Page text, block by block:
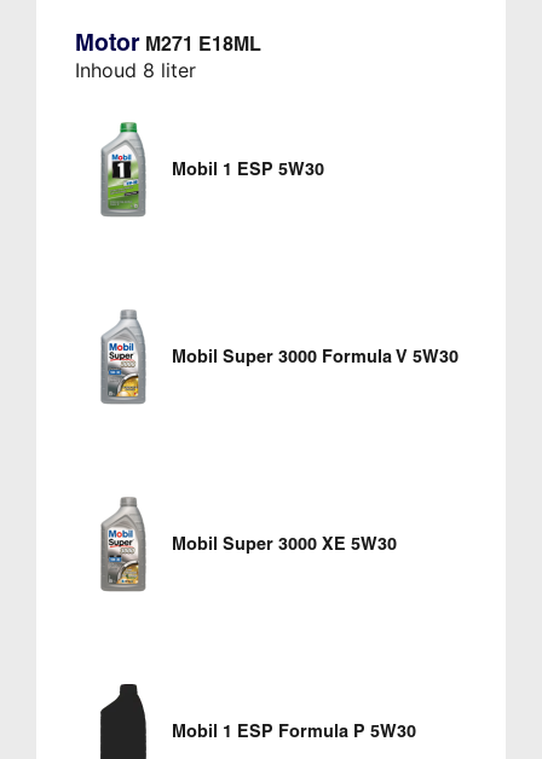
Motor M271 E18ML
Inhoud 8 liter
Mobil 1 ESP 5W30
Mobil Super 3000 Formula V 5W30
Mobil Super 3000 XE 5W30
Mobil 1 ESP Formula P 5W30